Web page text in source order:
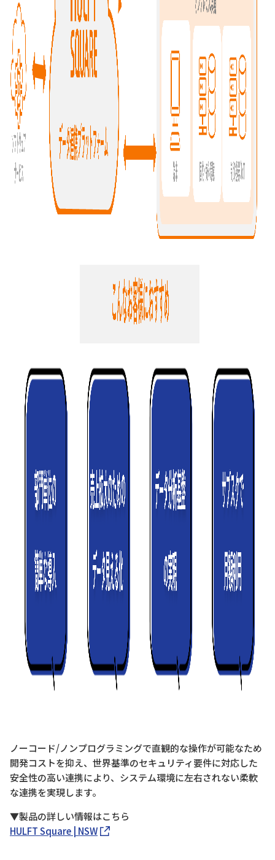
ノーコード/ノンプログラミングで直観的な操作が可能なため
開発コストを抑え、世界基準のセキュリティ要件に対応した
安全性の高い連携により、システム環境に左右されない柔軟
な連携を実現します。
▼製品の詳しい情報はこちら
HULFT Square | NSW